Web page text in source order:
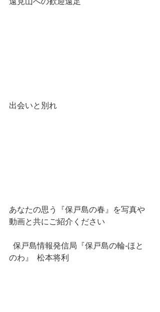
出会いと別れ
あなたの思う『保戸島の春』を写真や
動画と共にご紹介ください
のわ』  松本将利